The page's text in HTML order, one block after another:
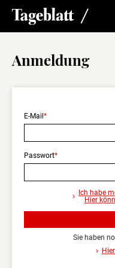
Anmeldung
E-Mail
Passwort
Ich habe
Hier
Sie haben